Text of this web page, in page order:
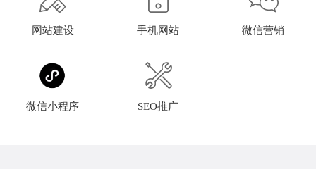
网站建设 手机网站 微信营销
微信小程序 SEO推广